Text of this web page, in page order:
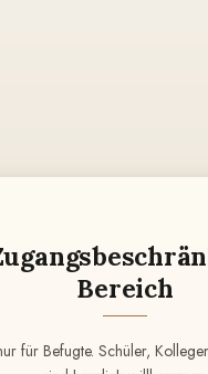
Bereich
für Befugte. Schüler,